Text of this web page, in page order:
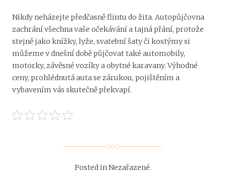
Nikdy neházejte předčasně flintu do žita. Autopůjčovna
zachrání všechna vaše očekávání a tajná přání, protože
stejně jako knížky, lyže, svatební šaty či kostýmy si
můžeme v dnešní době půjčovat také automobily,
motorky, závěsné vozíky a obytné karavany. Výhodné
ceny, prohlédnutá auta se zárukou, pojištěním a
vybavením vás skutečně překvapí.
Posted in Nezařazené.